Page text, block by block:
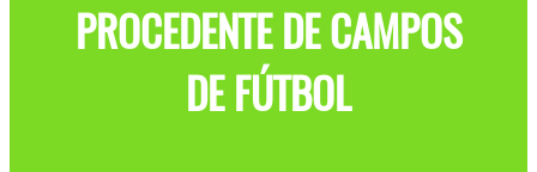
PROCEDENTE DE CAMPOS
DE FÚTBOL